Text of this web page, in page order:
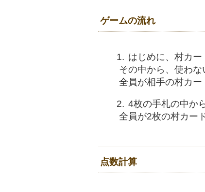
ゲームの流れ
はじめに、村カー
その中から、使わな
全員が相手の村カー
4枚の手札の中か
全員が2枚の村カー
点数計算